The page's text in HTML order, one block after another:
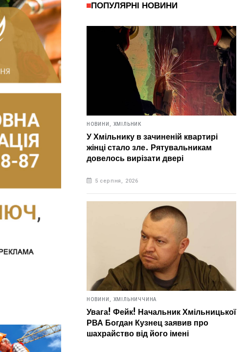
ПОПУЛЯРНІ НОВИНИ
НОВИНИ, ХМІЛЬНИК
У Хмільнику в зачиненій квартирі
жінці стало зле. Рятувальникам
довелось вирізати двері
5 серпня, 2026
НОВИНИ, ХМІЛЬНИЧЧИНА
Увага! Фейк! Начальник Хмільницької
РВА Богдан Кузнец заявив про
шахрайство від його імені